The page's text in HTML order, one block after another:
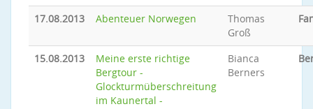
17.08.2013 Abenteuer Norwegen
Thomas
Groß
15.08.2013
Meine erste richtige
Bergtour -
Glockturmüberschreitung
im Kaunertal -
Bianca
Berners